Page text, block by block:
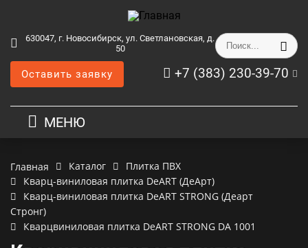
630047, г. Новосибирск, ул. Светлановская, д.
50
+7 (383) 230-39-70
Оставить заявку
МЕНЮ
Главная Каталог
Плитка ПВХ
Кварц-виниловая плитка DeART (ДеАрт)
Кварц-виниловая плитка DeART STRONG (Деарт
Стронг)
Кварцвиниловая плитка DeART STRONG DA 1001